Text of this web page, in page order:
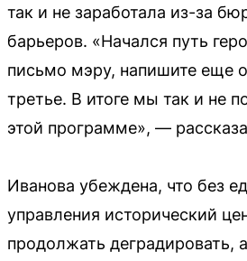
так и не заработала из-за
барьеров. «Начался путь
письмо мэру, напишите еще
третье. В итоге мы так и не
этой программе», —
Иванова убеждена, что без
управления исторический
продолжать деградировать,